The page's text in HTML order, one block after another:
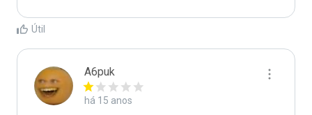
Útil
A6puk
há 15 anos